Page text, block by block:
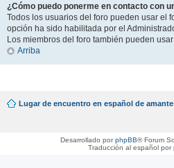
¿Cómo puedo ponerme en contacto con
Todos los usuarios del foro pueden usar el
opción ha sido habilitada por el
Los miembros del foro también pueden
Arriba
Lugar de encuentro en español de
Desarrollado porphpBB® Forum
Traducción al español por